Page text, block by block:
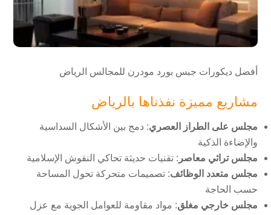
أفضل ديكورات جبس بورد مودرن للمجالس الرياض
مشاريع مميزة نفذناها بالرياض
مجلس على الطراز العصري: دمج بين الأشكال السداسية
والإضاءة الذكية
مجلس تراثي معاصر : تقنيات حديثة تحاكي النقوش الإسلامية
مجلس متعدد الوظائف: تصميمات متحركة تحول المساحة
حسب الحاجة
مجلس خارجي مغلق: مواد مقاومة للعوامل الجوية مع عزل